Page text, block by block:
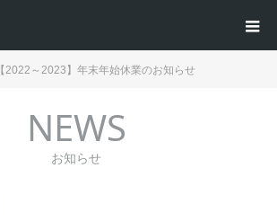
【2022～2023】年末年始休業のお知らせ
NEWS
お知らせ